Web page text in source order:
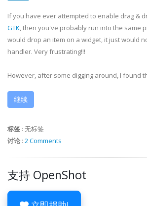
If you have ever attempted to enable drag &
GTK, then you've probably run into the same
would drop an item on a widget, it just would
handler. Very frustrating!!!
However, after some digging around, I found
继续
标签 : 无标签
讨论 : 2 Comments
支持 OpenShot